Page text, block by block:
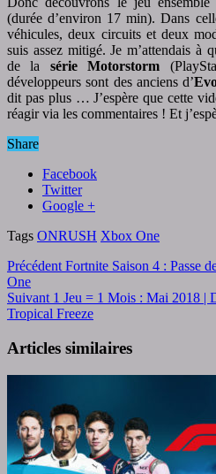
(durée d’environ 17 min). Dans
véhicules, deux circuits et deux
suis assez mitigé. Je m’attendais à
de la série Motorstorm
développeurs sont des anciens d’
dit pas plus … J’espère que cette
réagir via les commentaires ! Et
Share
Facebook
Twitter
Google +
Tags ONRUSH Xbox One
Précédent Fortnite Saison 4 : Passe
One
Suivant 1 Jeu = 1 Mois : Mai 2018 |
Tropical Freeze
Articles similaires